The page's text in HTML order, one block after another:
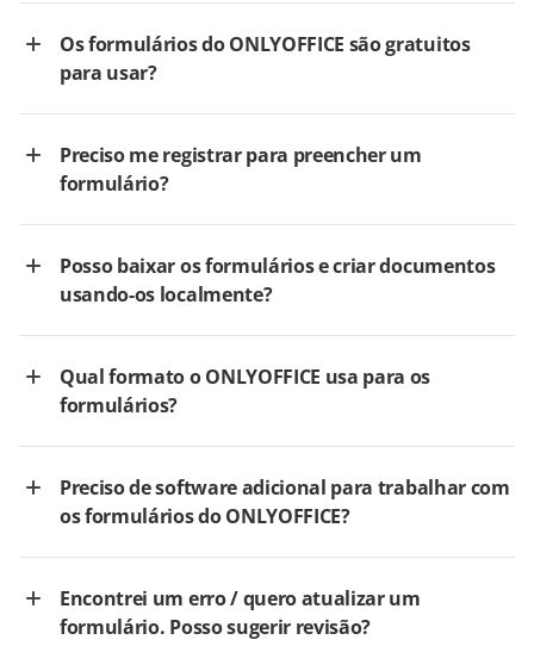
Os formulários do ONLYOFFICE são gratuitos
para usar?
Preciso me registrar para preencher um
formulário?
Posso baixar os formulários e criar documentos
usando-os localmente?
Qual formato o ONLYOFFICE usa para os
formulários?
Preciso de software adicional para trabalhar com
os formulários do ONLYOFFICE?
Encontrei um erro / quero atualizar um
formulário. Posso sugerir revisão?